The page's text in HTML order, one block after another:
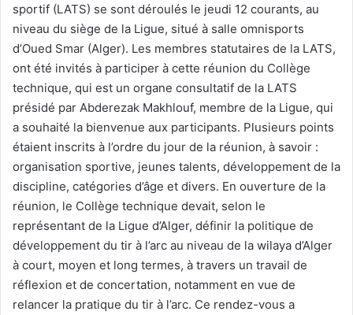
sportif (LATS) se sont déroulés le jeudi 12 courants, au
niveau du siège de la Ligue, situé à salle omnisports
d’Oued Smar (Alger). Les membres statutaires de la LATS,
ont été invités à participer à cette réunion du Collège
technique, qui est un organe consultatif de la LATS
présidé par Abderezak Makhlouf, membre de la Ligue, qui
a souhaité la bienvenue aux participants. Plusieurs points
étaient inscrits à l’ordre du jour de la réunion, à savoir :
organisation sportive, jeunes talents, développement de la
discipline, catégories d’âge et divers. En ouverture de la
réunion, le Collège technique devait, selon le
représentant de la Ligue d’Alger, définir la politique de
développement du tir à l’arc au niveau de la wilaya d’Alger
à court, moyen et long termes, à travers un travail de
réflexion et de concertation, notamment en vue de
relancer la pratique du tir à l’arc. Ce rendez-vous a